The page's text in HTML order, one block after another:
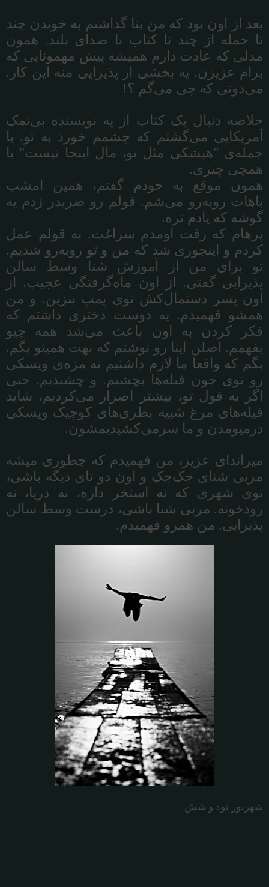
بعد از اون بود که من بنا گذاشتم به خوندن چند
تا جمله از چند تا کتاب با صدای بلند. همون
مدلی که عادت دارم همیشه پیش مهمونایی که
برام عزیزن. یه بخشی از پذیرایی منه این کار .
میدونی که چی میگم ؟ !
خلاصه دنبال یک کتاب از یه نویسنده بینمک
آمریکایی میگشتم که چشمم خورد به تو. با
جملهی "هیشکی مثل تو، مال اینجا نیست" یا
همچی چیزی.
همون
موقع به خودم گفتم، همین
امشب
باهات روبهرو میشم . قولم رو ضربدر زدم یه
گوشه که یادم نره.
پرهام که رفت اومدم سراغت. به قولم
عمل
کردم و اینجوری شد که من و تو روبهرو شدیم .
تو
برای من از آموزش شنا وسط
سالن
پذیرایی گفتی. از اون ماهگرفتگی عجیب.
از
اون پسر دستمالکش توی پمپ بنزین. و من
همشو
فهمیدم. یه دوست دختری داشتم که
فکر
کردن به اون باعث میشد همه
چیو
بفهمم . اصلن اینا رو نوشتم که بهت همینو بگم .
بگم که واقعا ما لازم داشتیم ته مزهی ویسکی
رو توی جون فیلهها بچشیم . و چشیدیم . حتی
اگر
به قول تو، بیشتر اصرار میکردیم، شاید
فیلههای مرغ شبیه بطریهای کوچیک ویسکی
درمیومدن و ما سرمیکشیدیمشون.
میراندای عزیز، من فهمیدم که چطوری میشه
مربی شنای جکجک و اون دو تای دیگه باشی،
توی
شهری که نه استخر داره، نه دریا،
نه
رودخونه. مربی شنا باشی، درست وسط سالن
پذیرایی. من همرو فهمیدم.
شهریور نود و شش